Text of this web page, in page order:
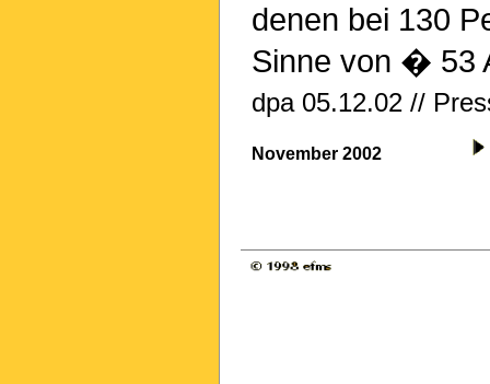
denen bei 130
Sinne von � 53
dpa 05.12.02 //
November 2002